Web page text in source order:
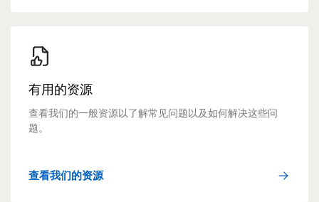
有用的资源
查看我们的一般资源以了解常见问题以及如何解决这些问
题。
查看我们的资源